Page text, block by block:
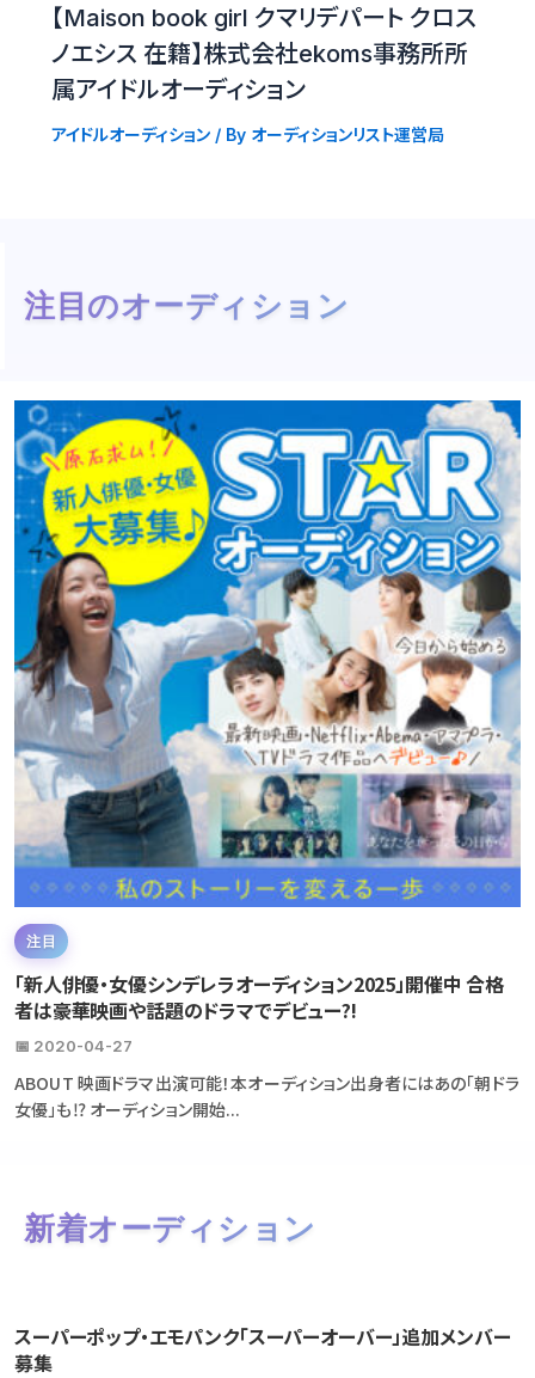
【Maison book girl クマリデパート クロス
ノエシス 在籍】株式会社ekoms事務所所
属アイドルオーディション
アイドルオーディション/ By オーディションリスト運営局
注目のオーディション
注目
「新人俳優・女優シンデレラオーディション2025」開催中 合格
者は豪華映画や話題のドラマでデビュー?!
📅 2020-04-27
ABOUT 映画ドラマ出演可能！本オーディション出身者にはあの「朝ドラ
女優」も⁉ オーディション開始...
新着オーディション
スーパーポップ・エモパンク「スーパーオーバー」追加メンバー
募集